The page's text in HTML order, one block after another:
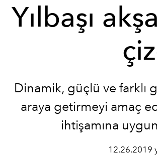
Yılbaşı
Dinamik, güçlü ve farklı
araya getirmeyi amaç
ihtişamına
12.26.2019